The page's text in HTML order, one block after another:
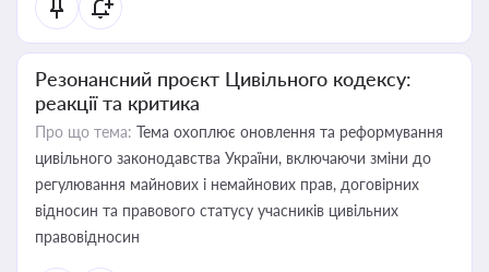
Резонансний проєкт Цивільного кодексу:
реакції та критика
Про що тема: Тема охоплює оновлення та реформування
цивільного законодавства України, включаючи зміни до
регулювання майнових і немайнових прав, договірних
відносин та правового статусу учасників цивільних
правовідносин